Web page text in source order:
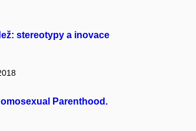
stereotypy a inovace
Parenthood.